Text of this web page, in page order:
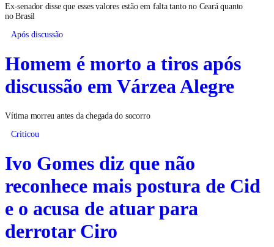
Ex-senador disse que esses valores estão em falta tanto no Ceará quanto
no Brasil
Após discussão
Homem é morto a tiros após
discussão em Várzea Alegre
Vítima morreu antes da chegada do socorro
Criticou
Ivo Gomes diz que não
reconhece mais postura de Cid
e o acusa de atuar para
derrotar Ciro